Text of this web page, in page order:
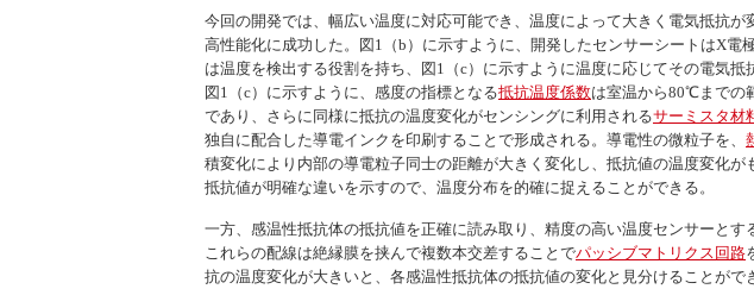
今回の開発では、幅広い温度に対応可能でき、温度によって大きく電気抵抗
高性能化に成功した。図1（b）に示すように、開発したセンサーシートはX
は温度を検出する役割を持ち、図1（c）に示すように温度に応じてその電気
図1（c）に示すように、感度の指標となる抵抗温度係数は室温から80℃までの
であり、さらに同様に抵抗の温度変化がセンシングに利用されるサーミスタ材
独自に配合した導電インクを印刷することで形成される。導電性の微粒子を、
積変化により内部の導電粒子同士の距離が大きく変化し、抵抗値の温度変化
抵抗値が明確な違いを示すので、温度分布を的確に捉えることができる。
一方、感温性抵抗体の抵抗値を正確に読み取り、精度の高い温度センサーと
これらの配線は絶縁膜を挟んで複数本交差することでパッシブマトリクス回路
抗の温度変化が大きいと、各感温性抵抗体の抵抗値の変化と見分けることが